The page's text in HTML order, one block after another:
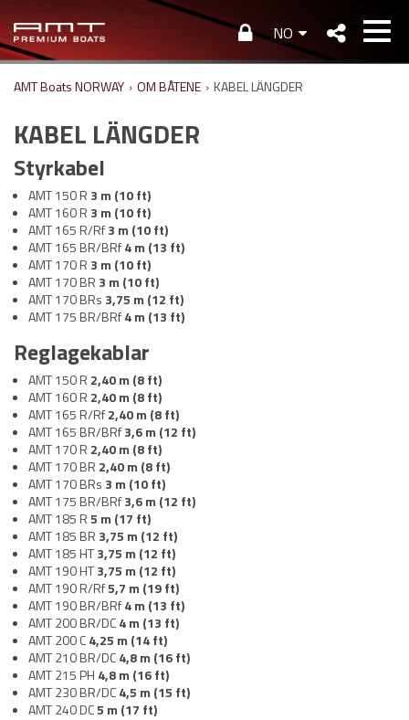
NO
AMT Boats NORWAY › OM BÅTENE › KABEL LÄNGDER
KABEL LÄNGDER
Styrkabel
AMT 150 R 3 m (10 ft)
AMT 160 R 3 m (10 ft)
AMT 165 R/Rf3 m (10 ft)
AMT 165 BR/BRf4 m (13 ft)
AMT 170 R 3 m (10 ft)
AMT 170 BR 3 m (10 ft)
AMT 170 BRs 3,75 m (12 ft)
AMT 175 BR/BRf4 m (13 ft)
Reglagekablar
AMT 150 R 2,40 m (8 ft)
AMT 160 R 2,40 m (8 ft)
AMT 165 R/Rf2,40m (8 ft)
AMT 165 BR/BRf3,6m (12 ft)
AMT 170 R 2,40m (8 ft)
AMT 170 BR 2,40m (8 ft)
AMT 170 BRs 3 m (10 ft)
AMT 175 BR/BRf3,6m (12 ft)
AMT 185 R5 m (17 ft)
AMT 185 BR 3,75 m (12 ft)
AMT 185 HT3,75 m (12 ft)
AMT 190 HT3,75 m (12 ft)
AMT 190 R/Rf5,7 m (19 ft)
AMT 190 BR/BRf4m (13 ft)
AMT 200 BR/DC4 m (13 ft)
AMT 200 C4,25 m (14 ft)
AMT 210 BR/DC4,8 m (16 ft)
AMT 215 PH 4,8 m (16 ft)
AMT 230 BR/DC4,5 m (15 ft)
AMT 240 DC5 m (17 ft)